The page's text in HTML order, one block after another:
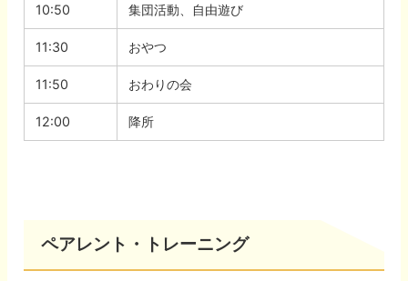
10:50 集団活動、自由遊び
11:30 おやつ
11:50 おわりの会
12:00 降所
ペアレント・トレーニング